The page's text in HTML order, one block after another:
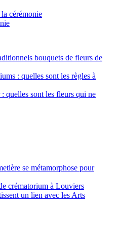
cérémonie
bouquets de fleurs de
: quelles sont les règles à
quelles sont les fleurs qui ne
se métamorphose pour
crématorium à Louviers
un lien avec les Arts